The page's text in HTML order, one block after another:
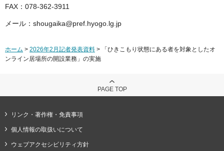
FAX：078-362-3911
メール：shougaika@pref.hyogo.lg.jp
ホーム > 2026年2月記者発表資料 > 「ひきこもり状態にある者を対象としたオ
ンライン居場所の開設業務」の実施
PAGE TOP
リンク・著作権・免責事項
個人情報の取扱いについて
ウェブアクセシビリティ方針